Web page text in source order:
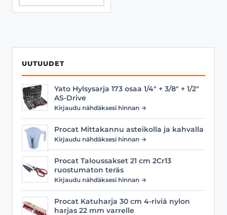
UUTUUDET
Yato Hylsysarja 173 osaa 1/4" + 3/8" + 1/2"
AS-Drive
Kirjaudu nähdäksesi hinnan →
Procat Mittakannu asteikolla ja kahvalla
Kirjaudu nähdäksesi hinnan →
Procat Taloussakset 21 cm 2Cr13
ruostumaton teräs
Kirjaudu nähdäksesi hinnan →
Procat Katuharja 30 cm 4-riviä nylon
harjas 22 mm varrelle